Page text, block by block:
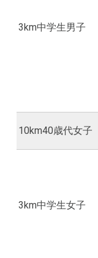
3km中学生男子
10km40歳代女子
3km中学生女子